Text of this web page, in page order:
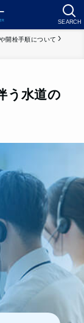
SEARCH
開栓手順について
う水道の